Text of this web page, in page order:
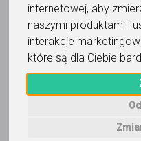
internetowej, aby
naszymi produktami i
interakcje
które są dla Ciebie
Pamela
Korepetytor prowadzi